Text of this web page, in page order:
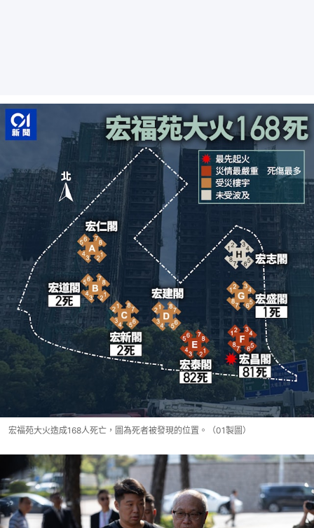
宏福苑大火造成168人死亡，圖為死者被發現的位置。（01製圖）